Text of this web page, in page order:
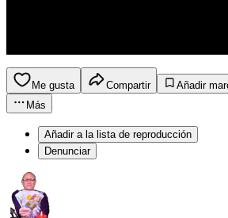
Me gusta Compartir
Añadir
Más
Añadir a la lista de reproducción
Denunciar